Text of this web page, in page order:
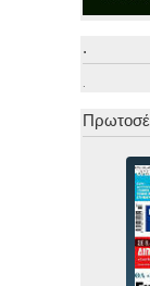
.
.